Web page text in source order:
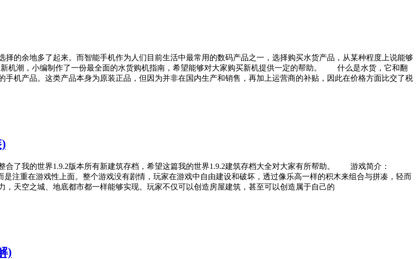
的余地多了起来。而智能手机作为人们目前生活中最常用的数码产品之一，选择购买水货产品，从某种程度上说能够
机潮，小编制作了一份最全面的水货购机指南，希望能够对大家购买新机提供一定的帮助。 什么是水货，它和翻
机产品。这类产品本身为原装正品，但因为并非在国内生产和销售，再加上运营商的补贴，因此在价格方面比交了税
了我的世界1.9.2版本所有新建筑存档，希望这篇我的世界1.9.2建筑存档大全对大家有所帮助。 游戏简介：
注重在游戏性上面。整个游戏没有剧情，玩家在游戏中自由建设和破坏，透过像乐高一样的积木来组合与拼凑，轻而
天空之城、地底都市都一样能够实现。玩家不仅可以创造房屋建筑，甚至可以创造属于自己的
)